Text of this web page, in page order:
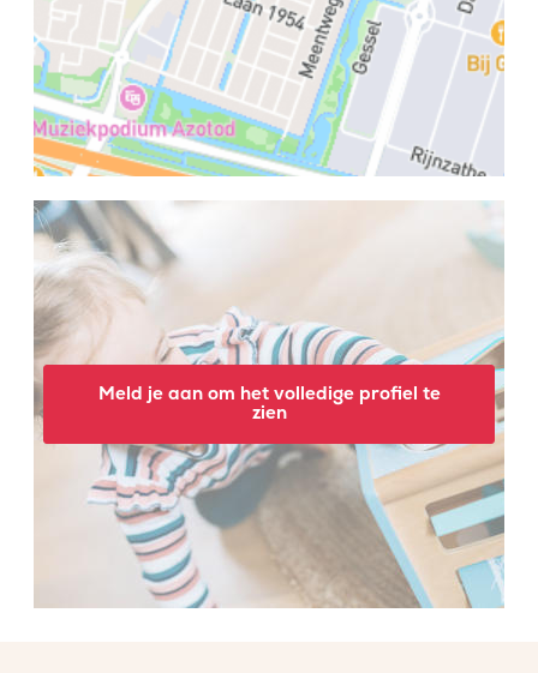
Meld je aan om het volledige profiel te
zien